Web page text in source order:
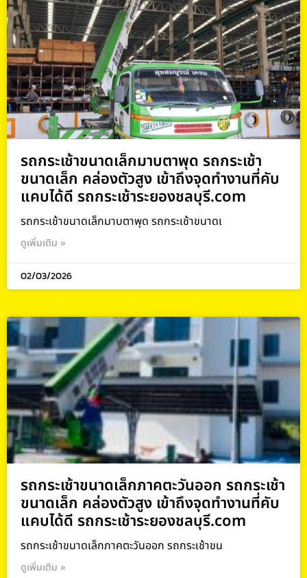
รถกระเช้าขนาดเล็กมาบตาพุด รถกระเช้า
ขนาดเล็ก คล่องตัวสูง เข้าถึงจุดทำงานที่คับ
แคบได้ดี รถกระเช้าระยองชลบุรี.com
รถกระเช้าขนาดเล็กมาบตาพุด รถกระเช้าขนาดเ
ดูเพิ่มเติม »
02/03/2026
รถกระเช้าขนาดเล็กภาคตะวันออก รถกระเช้า
ขนาดเล็ก คล่องตัวสูง เข้าถึงจุดทำงานที่คับ
แคบได้ดี รถกระเช้าระยองชลบุรี.com
รถกระเช้าขนาดเล็กภาคตะวันออก รถกระเช้าขน
ดูเพิ่มเติม »